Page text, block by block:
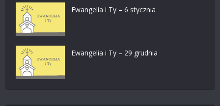
Ewangelia i Ty – 6 stycznia
Ewangelia i Ty – 29 grudnia